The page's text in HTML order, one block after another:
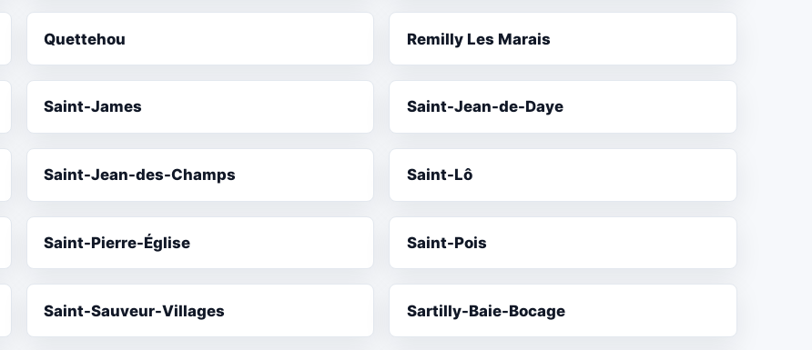
Quettehou Remilly Les Marais
Saint-James Saint-Jean-de-Daye
Saint-Jean-des-Champs Saint-Lô
Saint-Pierre-Église Saint-Pois
Saint-Sauveur-Villages Sartilly-Baie-Bocage